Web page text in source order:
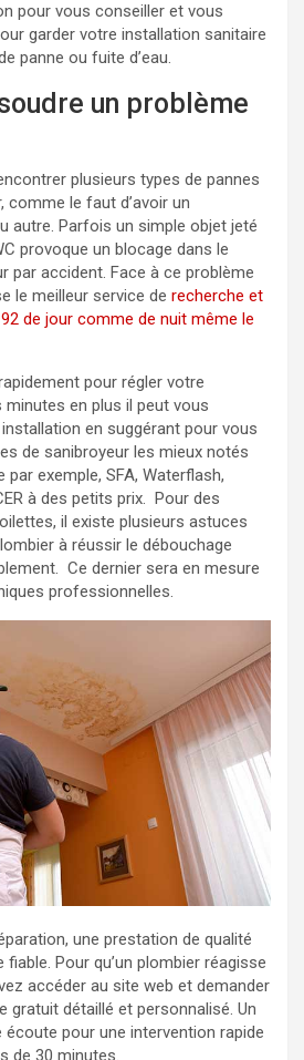
pour vous conseiller et vous
garder votre installation sanitaire
panne ou fuite d’eau.
un problème
plusieurs types de pannes
comme le faut d’avoir un
autre. Parfois un simple objet jeté
provoque un blocage dans le
par accident. Face à ce problème
le meilleur service de recherche et
de jour comme de nuit même le
pour régler votre
minutes en plus il peut vous
en suggérant pour vous
de sanibroyeur les mieux notés
exemple, SFA, Waterflash,
à des petits prix. Pour des
il existe plusieurs astuces
à réussir le débouchage
Ce dernier sera en mesure
professionnelles.
une prestation de qualité
Pour qu’un plombier réagisse
accéder au site web et demander
gratuit détaillé et personnalisé. Un
pour une intervention rapide